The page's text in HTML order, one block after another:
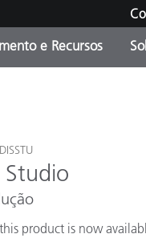
e Recursos
Studio
product is now